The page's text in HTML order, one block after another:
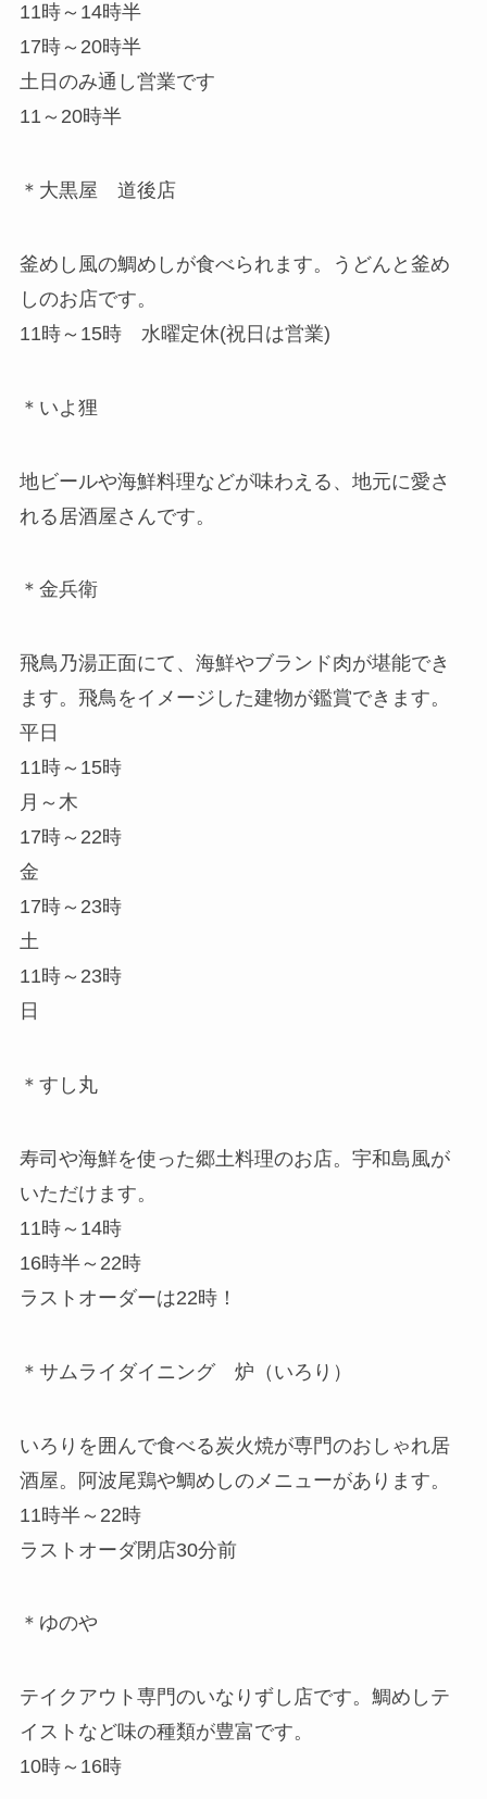
11時～14時半
17時～20時半
土日のみ通し営業です
11～20時半
＊大黒屋 道後店
釜めし風の鯛めしが食べられます。うどんと釜め
しのお店です。
11時～15時 水曜定休(祝日は営業)
＊いよ狸
地ビールや海鮮料理などが味わえる、地元に愛さ
れる居酒屋さんです。
＊金兵衛
飛鳥乃湯正面にて、海鮮やブランド肉が堪能でき
ます。飛鳥をイメージした建物が鑑賞できます。
平日
11時～15時
月～木
17時～22時
金
17時～23時
土
11時～23時
日
＊すし丸
寿司や海鮮を使った郷土料理のお店。宇和島風が
いただけます。
11時～14時
16時半～22時
ラストオーダーは22時！
＊サムライダイニング 炉（いろり）
いろりを囲んで食べる炭火焼が専門のおしゃれ居
酒屋。阿波尾鶏や鯛めしのメニューがあります。
11時半～22時
ラストオーダ閉店30分前
＊ゆのや
テイクアウト専門のいなりずし店です。鯛めしテ
イストなど味の種類が豊富です。
10時～16時